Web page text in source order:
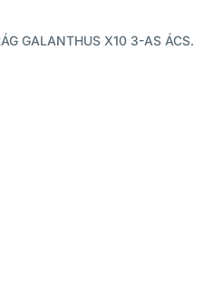
GALANTHUS X10 3-AS ÁCS.